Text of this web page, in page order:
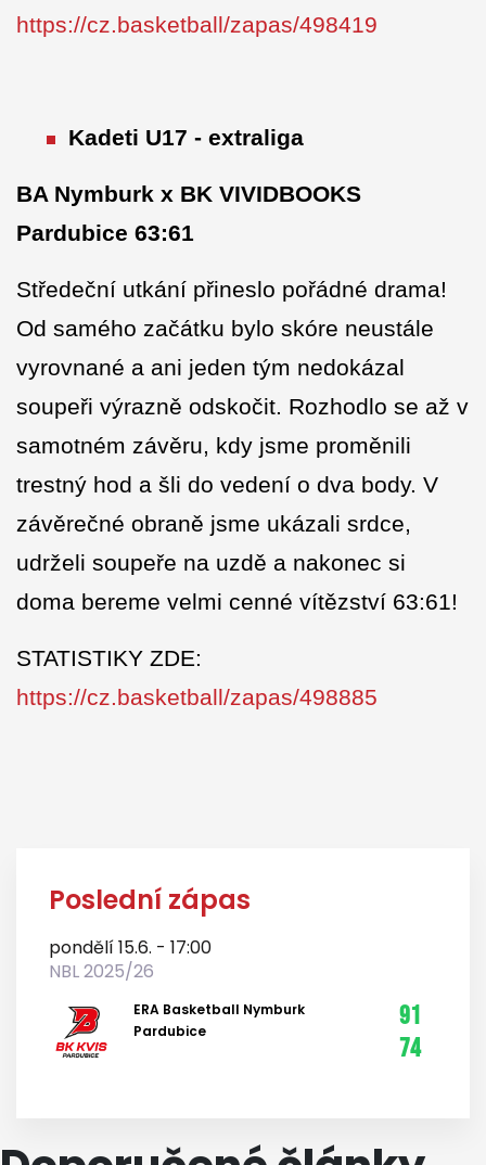
https://cz.basketball/zapas/498419
Kadeti U17 - extraliga
BA Nymburk x BK VIVIDBOOKS
Pardubice 63:61
Středeční utkání přineslo pořádné drama!
Od samého začátku bylo skóre neustále
vyrovnané a ani jeden tým nedokázal
soupeři výrazně odskočit. Rozhodlo se až v
samotném závěru, kdy jsme proměnili
trestný hod a šli do vedení o dva body. V
závěrečné obraně jsme ukázali srdce,
udrželi soupeře na uzdě a nakonec si
doma bereme velmi cenné vítězství 63:61!
STATISTIKY ZDE:
https://cz.basketball/zapas/498885
Poslední zápas
pondělí 15.6. - 17:00
NBL 2025/26
ERA Basketball Nymburk
Pardubice
91
74